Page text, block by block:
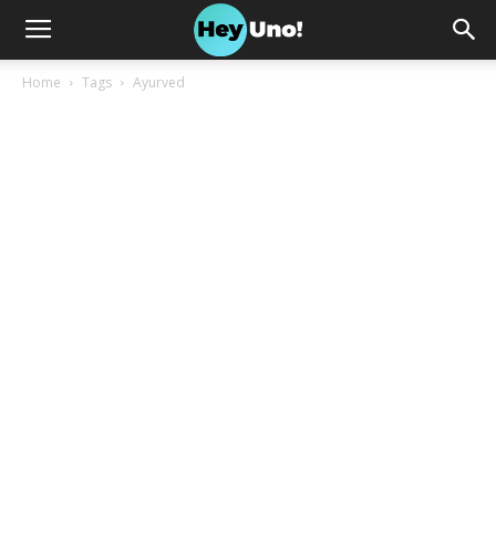
Home Tags Ayurved